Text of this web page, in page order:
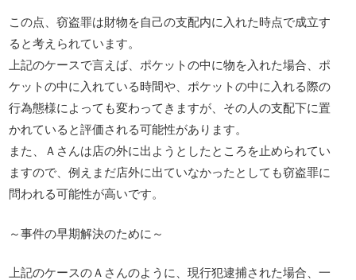
この点、窃盗罪は財物を自己の支配内に入れた時点で成立す
ると考えられています。
上記のケースで言えば、ポケットの中に物を入れた場合、ポ
ケットの中に入れている時間や、ポケットの中に入れる際の
行為態様によっても変わってきますが、その人の支配下に置
かれていると評価される可能性があります。
また、Ａさんは店の外に出ようとしたところを止められてい
ますので、例えまだ店外に出ていなかったとしても窃盗罪に
問われる可能性が高いです。
～事件の早期解決のために～
上記のケースのＡさんのように、現行犯逮捕された場合、一